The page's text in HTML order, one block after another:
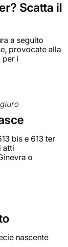
Scatta il
a seguito
provocate alla
per i
bis e 613 ter
atti
o
nascente